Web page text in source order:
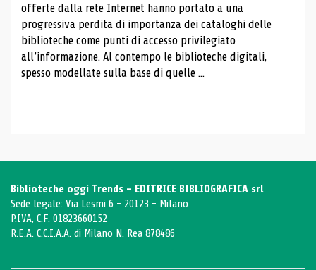
offerte dalla rete Internet hanno portato a una
progressiva perdita di importanza dei cataloghi delle
biblioteche come punti di accesso privilegiato
all’informazione. Al contempo le biblioteche digitali,
spesso modellate sulla base di quelle ...
Biblioteche oggi Trends - EDITRICE BIBLIOGRAFICA srl
Sede legale: Via Lesmi 6 - 20123 - Milano
P.IVA, C.F. 01823660152
R.E.A. C.C.I.A.A. di Milano N. Rea 878486